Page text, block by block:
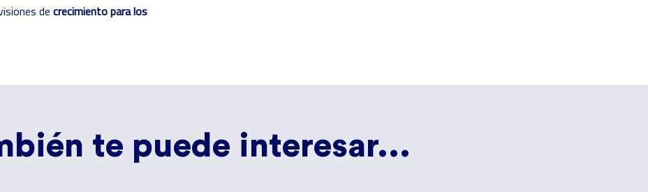
de crecimiento para los
te puede interesar...